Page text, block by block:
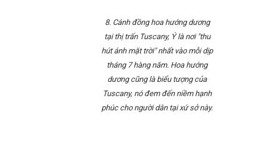
8. Cánh đồng hoa hướng dương
tại thị trấn Tuscany, Ý là nơi "thu
hút ánh mặt trời" nhất vào mỗi dịp
tháng 7 hàng năm. Hoa hướng
dương cũng là biểu tượng của
Tuscany, nó đem đến niềm hạnh
phúc cho người dân tại xứ sở này.